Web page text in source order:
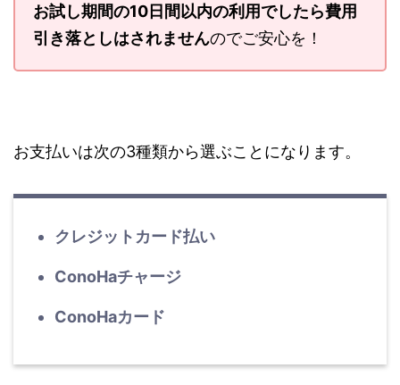
お試し期間の10日間以内の利用でしたら費用
引き落としはされませんのでご安心を！
お支払いは次の3種類から選ぶことになります。
クレジットカード払い
ConoHaチャージ
ConoHaカード